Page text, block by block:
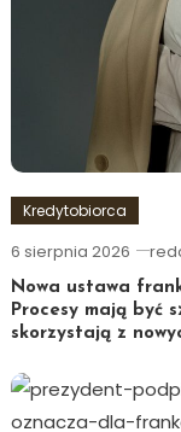
Kredytobiorca
6 sierpnia 2026
Nowa ustawa
Procesy mają być
skorzystają z